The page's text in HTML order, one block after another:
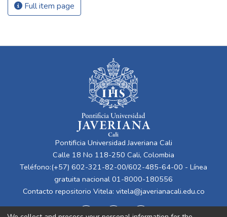
Full item page
Pontificia Universidad Javeriana Cali
Calle 18 No 118-250 Cali, Colombia
Teléfono:(+57) 602-321-82-00/602-485-64-00 - Línea
gratuita nacional 01-8000-180556
Contacto repositorio Vitela: vitela@javerianacali.edu.co